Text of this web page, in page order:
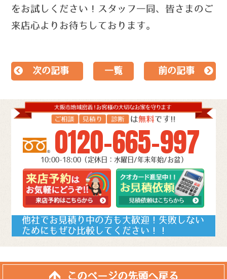
を お試しください！ スタッフ一同、皆さまのご
来店心よりお待ちしております。
次の記事 一覧 前の記事
0120-665-997
10:00-18:00（定休日：水曜日/年末年始/お盆）
他社でお見積り中の方も大歓迎！失敗しない
ためにもぜひ比較してください！！
このページの先頭へ戻る